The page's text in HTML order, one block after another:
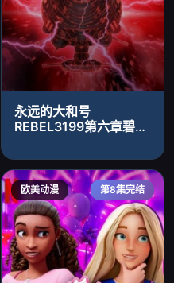
永远的大和号
REBEL3199第六章碧蓝
欧美动漫 第8集完结